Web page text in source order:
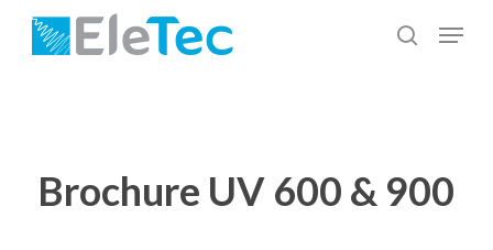
Salta
cerca
Menu
Brochure UV 600 & 900